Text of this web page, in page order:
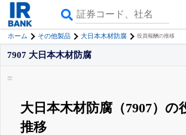
ホーム その他製品 大日本木材防腐 役員報酬の推移
7907 大日本木材防腐
大日本木材防腐（7907）の
推移